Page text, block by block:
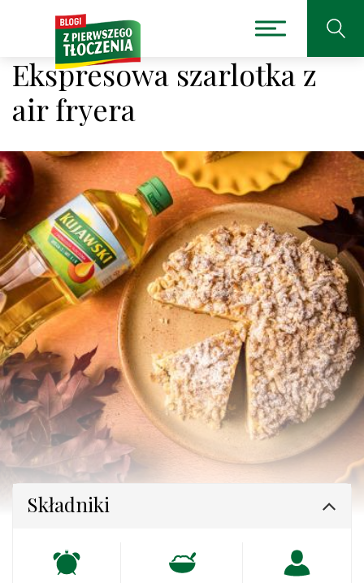
Ekspresowa szarlotka z
air fryera
Składniki